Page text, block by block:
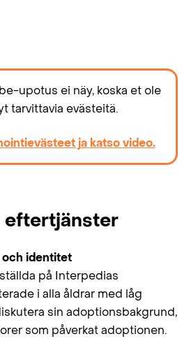
upotus ei näy, koska et ole
tarvittavia evästeitä.
ja katso video.
eftertjänster
och identitet
på Interpedias
i alla åldrar med låg
sin adoptionsbakgrund,
som påverkat adoptionen.